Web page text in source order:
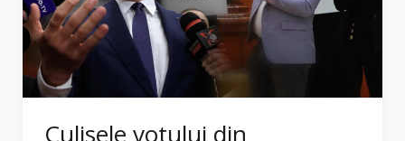
Culisele votului din